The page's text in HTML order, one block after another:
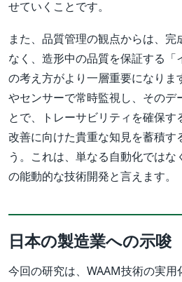
せていくことです。
また、品質管理の観点からは、
なく、造形中の品質を保証する「
の考え方がより一層重要になりま
やセンサーで常時監視し、そのデ
とで、トレーサビリティを確保
改善に向けた貴重な知見を蓄積す
う。これは、単なる自動化では
の能動的な技術開発と言えます。
日本の製造業への示唆
今回の研究は、WAAM技術の実用